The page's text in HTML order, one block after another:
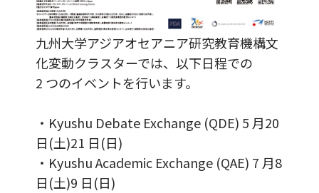
九州大学アジアオセアニア研究教育機構文
化変動クラスターでは、以下日程での
2 つのイベントを行います。
・Kyushu Debate Exchange (QDE) 5 月20
日(土)21 日(日)
・Kyushu Academic Exchange (QAE) 7 月8
日(土)9 日(日)